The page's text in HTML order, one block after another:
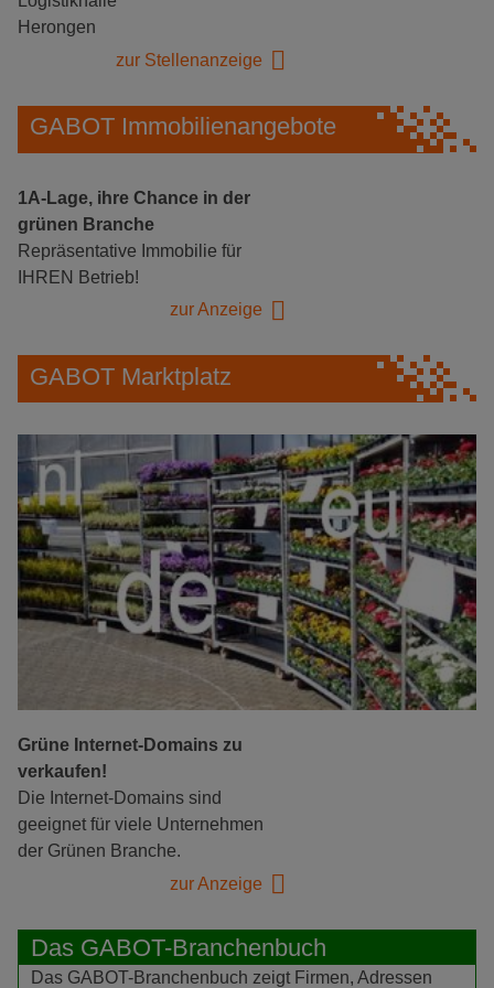
Herongen
zur Stellenanzeige
GABOT Immobilienangebote
1A-Lage, ihre Chance in der
grünen Branche
Repräsentative Immobilie für
IHREN Betrieb!
zur Anzeige
GABOT Marktplatz
Grüne Internet-Domains zu
verkaufen!
Die Internet-Domains sind
geeignet für viele Unternehmen
der Grünen Branche.
zur Anzeige
Das GABOT-Branchenbuch
Das GABOT-Branchenbuch zeigt Firmen, Adressen